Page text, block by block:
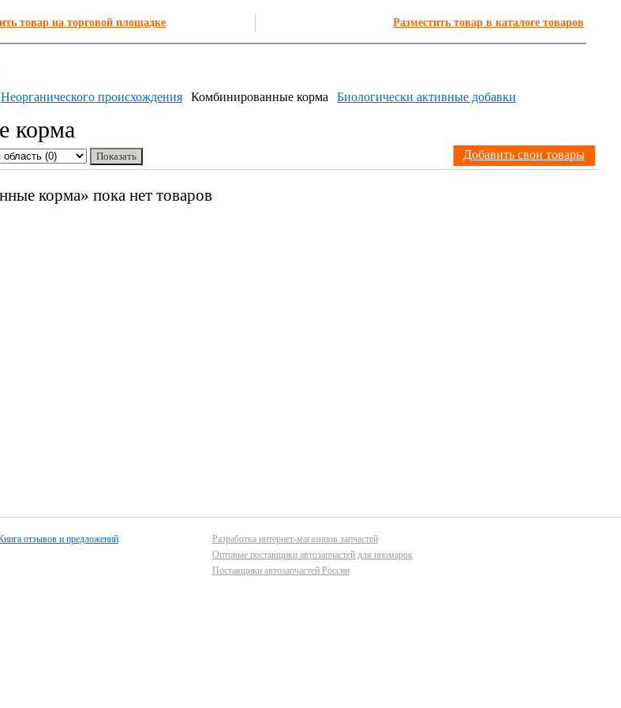
товар на торговой площадке Разместить товар в каталоге товаров
Неорганического происхождения Комбинированные корма Биологически активные добавки
корма
Добавить свои товары
корма» пока нет товаров
отзывов и предложений
Разработка интернет-магазинов запчастей
Оптовые поставщики автозапчастей для иномарок
Поставщики автозапчастей России